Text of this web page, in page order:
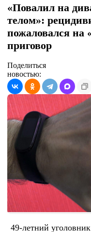
«Повалил на
телом»:
пожаловался на
приговор
Поделиться
новостью:
49-летний